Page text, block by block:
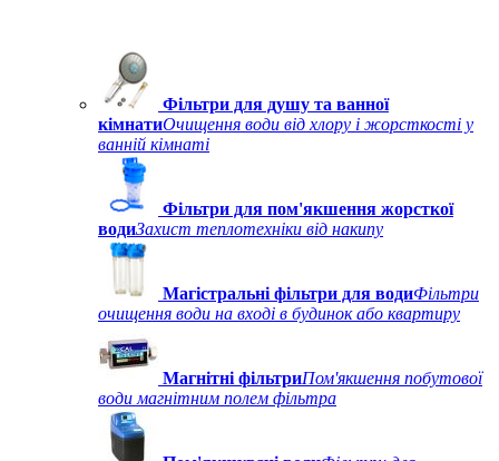
Фільтри для душу та ванної
кімнатиОчищення води від хлору і жорсткості у
ванній кімнаті
Фільтри для пом'якшення жорсткої
водиЗахист теплотехніки від накипу
Магістральні фільтри для водиФільтри
очищення води на вході в будинок або квартиру
Магнітні фільтриПом'якшення побутової
води магнітним полем фільтра